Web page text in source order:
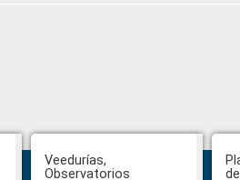
Veedurías,
Observatorios